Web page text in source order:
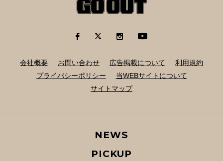
会社概要 お問い合わせ 広告掲載について
利用規約
プライバシーポリシー
当WEBサイトについて
サイトマップ
NEWS
PICKUP